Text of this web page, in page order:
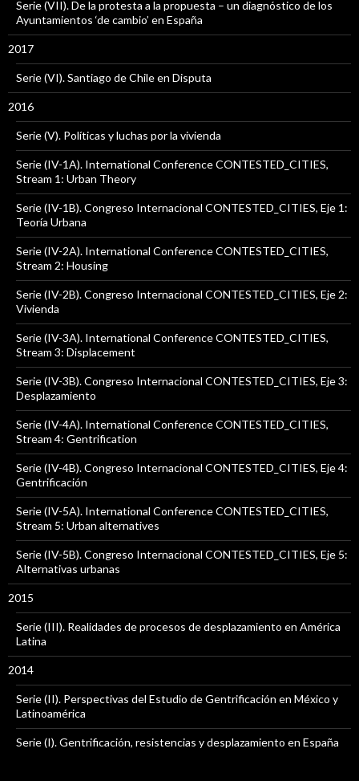
Serie (VII). De la protesta a la propuesta – un diagnóstico de los
Ayuntamientos ‘de cambio’ en España
2017
Serie (VI). Santiago de Chile en Disputa
2016
Serie (V). Políticas y luchas por la vivienda
Serie (IV-1A). International Conference CONTESTED_CITIES,
Stream 1: Urban Theory
Serie (IV-1B). Congreso Internacional CONTESTED_CITIES, Eje 1:
Teoría Urbana
Serie (IV-2A). International Conference CONTESTED_CITIES,
Stream 2: Housing
Serie (IV-2B). Congreso Internacional CONTESTED_CITIES, Eje 2:
Vivienda
Serie (IV-3A). International Conference CONTESTED_CITIES,
Stream 3: Displacement
Serie (IV-3B). Congreso Internacional CONTESTED_CITIES, Eje 3:
Desplazamiento
Serie (IV-4A). International Conference CONTESTED_CITIES,
Stream 4: Gentrification
Serie (IV-4B). Congreso Internacional CONTESTED_CITIES, Eje 4:
Gentrificación
Serie (IV-5A). International Conference CONTESTED_CITIES,
Stream 5: Urban alternatives
Serie (IV-5B). Congreso Internacional CONTESTED_CITIES, Eje 5:
Alternativas urbanas
2015
Serie (III). Realidades de procesos de desplazamiento en América
Latina
2014
Serie (II). Perspectivas del Estudio de Gentrificación en México y
Latinoamérica
Serie (I). Gentrificación, resistencias y desplazamiento en España